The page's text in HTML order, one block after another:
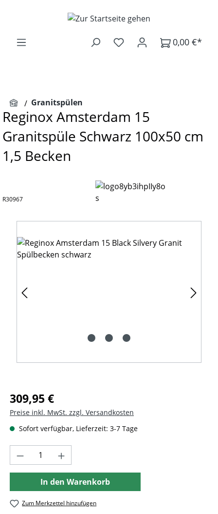
Zum Hauptinhalt springen
0,00 €*
Granitspülen
Reginox Amsterdam 15
Granitspüle Schwarz 100x50 cm
1,5 Becken
R30967
Regulärer Preis:
309,95 €
Preise inkl. MwSt. zzgl. Versandkosten
Sofort verfügbar, Lieferzeit: 3-7 Tage
Produkt Anzahl: Gib den gewünschten
In den Warenkorb
Zum Merkzettel hinzufügen